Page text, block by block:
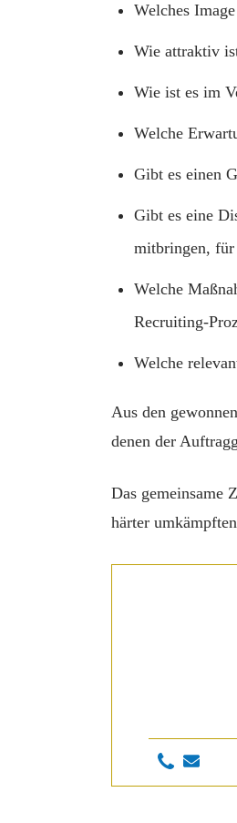
Welches
Wie attraktiv
Wie ist es im
Welche
Gibt es einen
Gibt es eine
mitbringen, für
Welche
Recruiting-
Welche
Aus den
denen der
Das gemeinsame
härter